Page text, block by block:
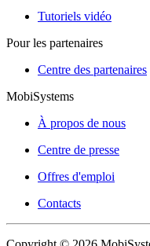
Tutoriels vidéo
Pour les partenaires
Centre des partenaires
MobiSystems
À propos de nous
Centre de presse
Offres d'emploi
Contacts